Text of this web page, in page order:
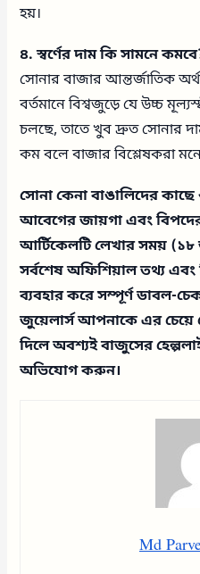
হয়।
৪. স্বর্ণের দাম কি সামনে
সোনার বাজার আন্তর্জাতিক
বর্তমানে বিশ্বজুড়ে যে উচ্চ
চলছে, তাতে খুব দ্রুত সোনার
কম বলে বাজার বিশ্লেষকরা
সোনা কেনা বাঙালিদের
আবেগের জায়গা এবং
আর্টিকেলটি লেখার সময়
সর্বশেষ অফিশিয়াল তথ্য এবং
ব্যবহার করে সম্পূর্ণ ডাবল-
জুয়েলার্স আপনাকে এর চেয়ে
দিলে অবশ্যই বাজুসের
অভিযোগ করুন।
Md